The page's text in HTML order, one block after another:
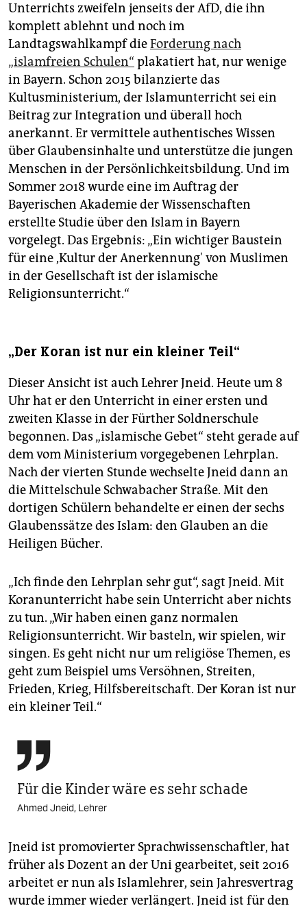
Unterrichts zweifeln jenseits der AfD, die ihn
komplett ablehnt und noch im
Landtagswahlkampf dieForderung nach
„islamfreien Schulen“ plakatiert hat, nur wenige
in Bayern. Schon 2015 bilanzierte das
Kultusministerium, der Islamunterricht sei ein
Beitrag zur Integration und überall hoch
anerkannt. Er vermittele authentisches Wissen
über Glaubensinhalte und unterstütze die jungen
Menschen in der Persönlichkeitsbildung. Und im
Sommer 2018 wurde eine im Auftrag der
Bayerischen Akademie der Wissenschaften
erstellte Studie über den Islam in Bayern
vorgelegt. Das Ergebnis: „Ein wichtiger Baustein
für eine ,Kultur der Anerkennung' von Muslimen
in der Gesellschaft ist der islamische
Religionsunterricht.“
„Der Koran ist nur ein kleiner Teil“
Dieser Ansicht ist auch Lehrer Jneid. Heute um 8
Uhr hat er den Unterricht in einer ersten und
zweiten Klasse in der Fürther Soldnerschule
begonnen. Das „islamische Gebet“ steht gerade auf
dem vom Ministerium vorgegebenen Lehrplan.
Nach der vierten Stunde wechselte Jneid dann an
die Mittelschule Schwabacher Straße. Mit den
dortigen Schülern behandelte er einen der sechs
Glaubenssätze des Islam: den Glauben an die
Heiligen Bücher.
„Ich finde den Lehrplan sehr gut“, sagt Jneid. Mit
Koranunterricht habe sein Unterricht aber nichts
zu tun. „Wir haben einen ganz normalen
Religionsunterricht. Wir basteln, wir spielen, wir
singen. Es geht nicht nur um religiöse Themen, es
geht zum Beispiel ums Versöhnen, Streiten,
Frieden, Krieg, Hilfsbereitschaft. Der Koran ist nur
ein kleiner Teil.“

Für die Kinder wäre es sehr schade
Ahmed Jneid, Lehrer
Jneid ist promovierter Sprach­wis­senschaftler, hat
früher als Dozent an der Uni gearbeitet, seit 2016
arbeitet er nun als Islamlehrer, sein Jahresvertrag
wurde immer wieder verlängert. Jneid ist für den